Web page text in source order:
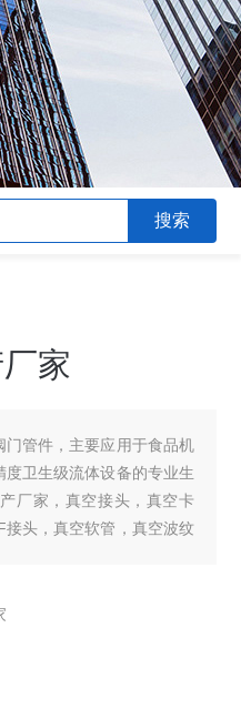
家
管件，主要应用于食品机
卫生级流体设备的专业生
厂家，真空接头，真空卡
头，真空软管，真空波纹